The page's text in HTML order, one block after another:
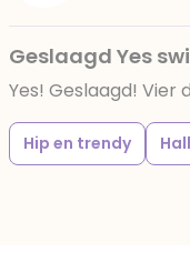
Geslaagd Yes
Yes! Geslaagd! Vier
Hip en trendy